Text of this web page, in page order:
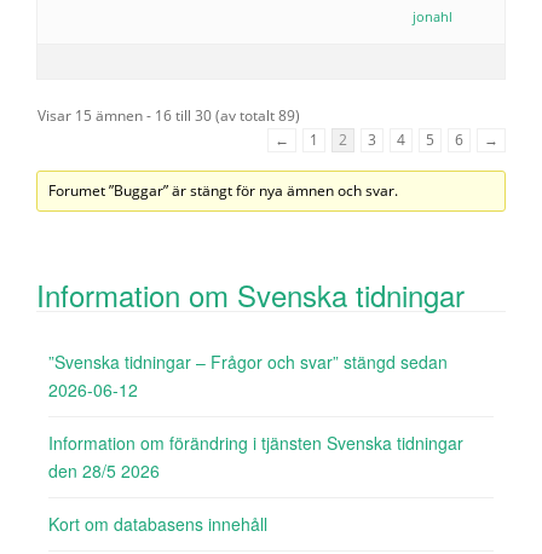
jonahl
Visar 15 ämnen - 16 till 30 (av totalt 89)
←
1 2 3 4 5 6 →
Forumet ”Buggar” är stängt för nya ämnen och svar.
Information om Svenska tidningar
”Svenska tidningar – Frågor och svar” stängd sedan
2026-06-12
Information om förändring i tjänsten Svenska tidningar
den 28/5 2026
Kort om databasens innehåll